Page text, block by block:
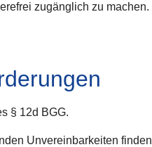
zugänglich zu machen.
§ 12d BGG.
Unvereinbarkeiten